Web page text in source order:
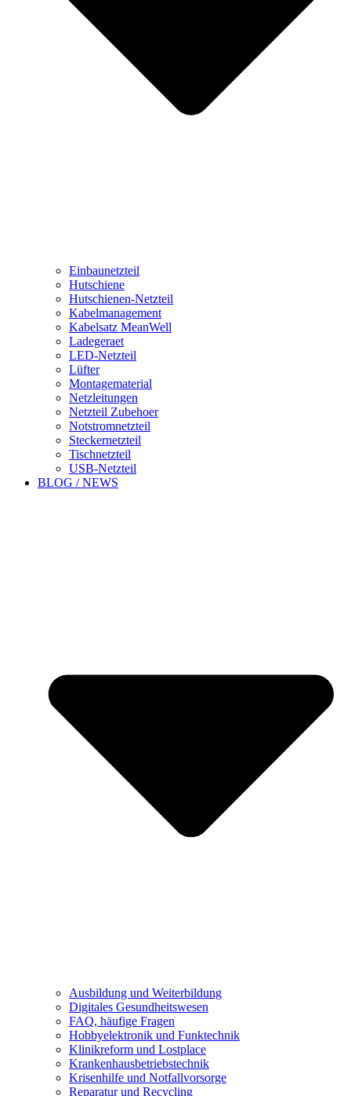
Einbaunetzteil
Hutschiene
Hutschienen-Netzteil
Kabelmanagement
Kabelsatz MeanWell
Ladegeraet
LED-Netzteil
Lüfter
Montagematerial
Netzleitungen
Netzteil Zubehoer
Notstromnetzteil
Steckernetzteil
Tischnetzteil
USB-Netzteil
BLOG / NEWS
Ausbildung und Weiterbildung
Digitales Gesundheitswesen
FAQ, häufige Fragen
Hobbyelektronik und Funktechnik
Klinikreform und Lostplace
Krankenhausbetriebstechnik
Krisenhilfe und Notfallvorsorge
Reparatur und Recycling